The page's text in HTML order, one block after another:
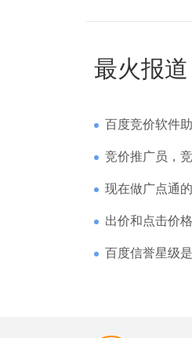
最火报道
百度竞价软件助手
竞价推广员，竞价
现在做广点通
出价和点击价
百度信誉星级